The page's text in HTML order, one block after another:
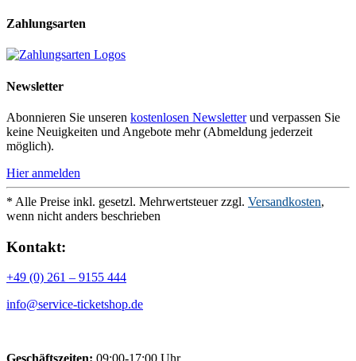
Zahlungsarten
Newsletter
Abonnieren Sie unseren kostenlosen Newsletterund verpassen Sie
keine Neuigkeiten und Angebote mehr (Abmeldung jederzeit
möglich).
Hier anmelden
* Alle Preise inkl. gesetzl. Mehrwertsteuer zzgl. Versandkosten,
wenn nicht anders beschrieben
Kontakt:
+49 (0) 261 – 9155 444
info@service-ticketshop.de